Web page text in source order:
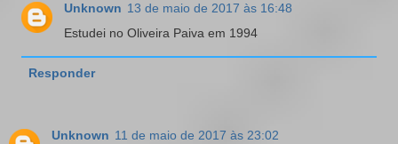
Unknown 13 de maio de 2017 às 16:48
Estudei no Oliveira Paiva em 1994
Responder
Unknown 11 de maio de 2017 às 23:02